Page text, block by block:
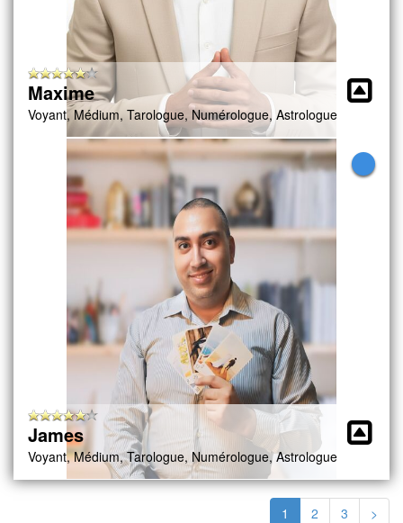
Maxime
Voyant, Médium, Tarologue, Numérologue, Astrologue
James
Voyant, Médium, Tarologue, Numérologue, Astrologue
1 2 3 >